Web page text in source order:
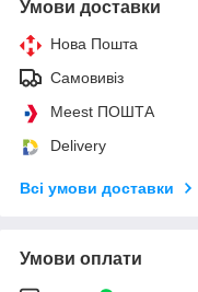
Умови доставки
Нова Пошта
Самовивіз
Meest ПОШТА
Delivery
Всі умови доставки
Умови оплати